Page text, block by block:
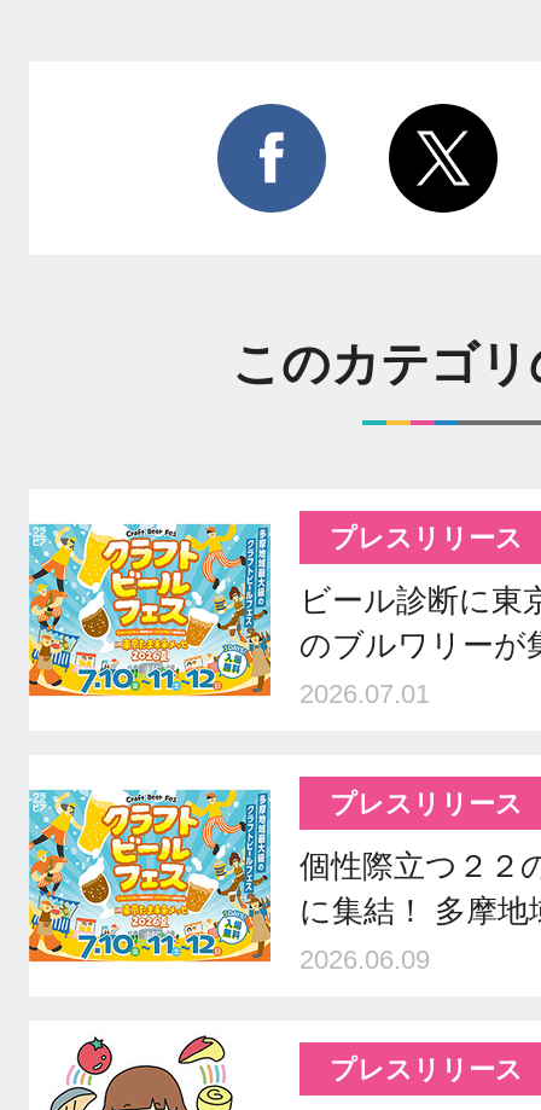
このカテゴ
プレスリリース
ビール診断に東
のブルワリー
2026.07.01
プレスリリース
個性際立つ２２
に集結！ 多摩
2026.06.09
プレスリリース